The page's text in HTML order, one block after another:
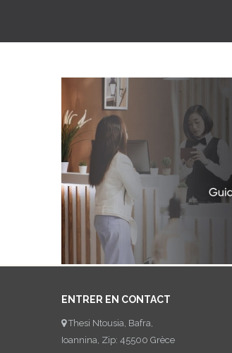
ENTRER EN CONTACT
Thesi Ntousia, Bafra,
Ioannina, Zip: 45500 Grèce